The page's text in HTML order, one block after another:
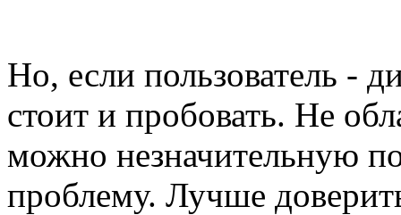
Но, если пользователь -
стоит и пробовать. Не
можно незначительную
проблему. Лучше